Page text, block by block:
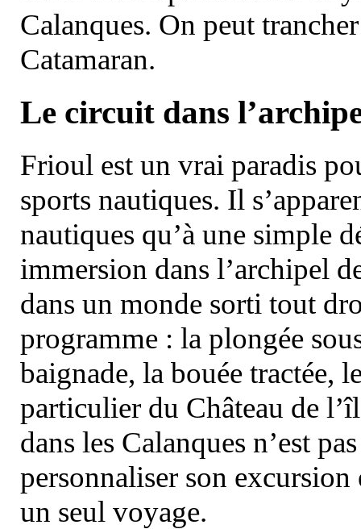
Calanques. On peut
Catamaran.
Le circuit dans
Frioul est un vrai paradis
sports nautiques. Il
nautiques qu’à une simple
immersion dans l’archipel
dans un monde sorti tout
programme : la plongée
baignade, la bouée tractée,
particulier du Château de
dans les Calanques n’est
personnaliser son
un seul voyage.